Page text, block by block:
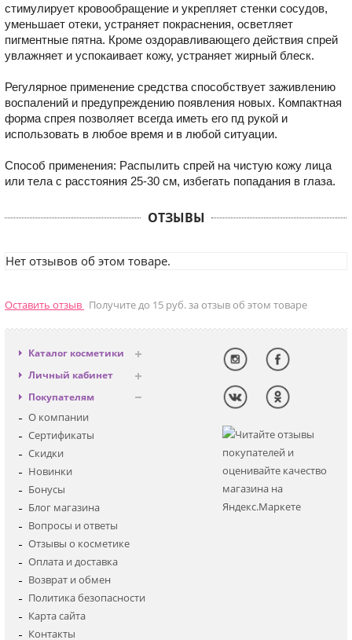
стимулирует кровообращение и укрепляет стенки сосудов,
уменьшает отеки, устраняет покраснения, осветляет
пигментные пятна. Кроме оздоравливающего действия спрей
увлажняет и успокаивает кожу, устраняет жирный блеск.
Регулярное применение средства способствует заживлению
воспалений и предупреждению появления новых. Компактная
форма спрея позволяет всегда иметь его пд рукой и
использовать в любое время и в любой ситуации.
Способ применения: Распылить спрей на чистую кожу лица
или тела с расстояния 25-30 см, избегать попадания в глаза.
ОТЗЫВЫ
Нет отзывов об этом товаре.
Оставить отзыв Получите до 15 руб. за отзыв об этом товаре
Каталог косметики
Антивозрастная
Декоративная
Для глаз
Для тела
Наборы
Детская
Личный кабинет
Вход
Регистрация
Покупателям
О компании
Сертификаты
Скидки
Новинки
Бонусы
Блог магазина
Вопросы и ответы
Отзывы о косметике
Оплата и доставка
Возврат и обмен
Политика безопасности
Карта сайта
Контакты